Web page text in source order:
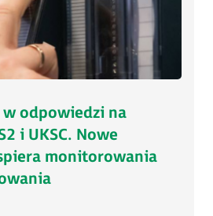
w odpowiedzi na
i UKSC. Nowe
monitorowania